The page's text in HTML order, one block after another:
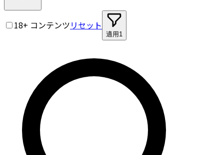
18+ コンテンツリセット
適用 1